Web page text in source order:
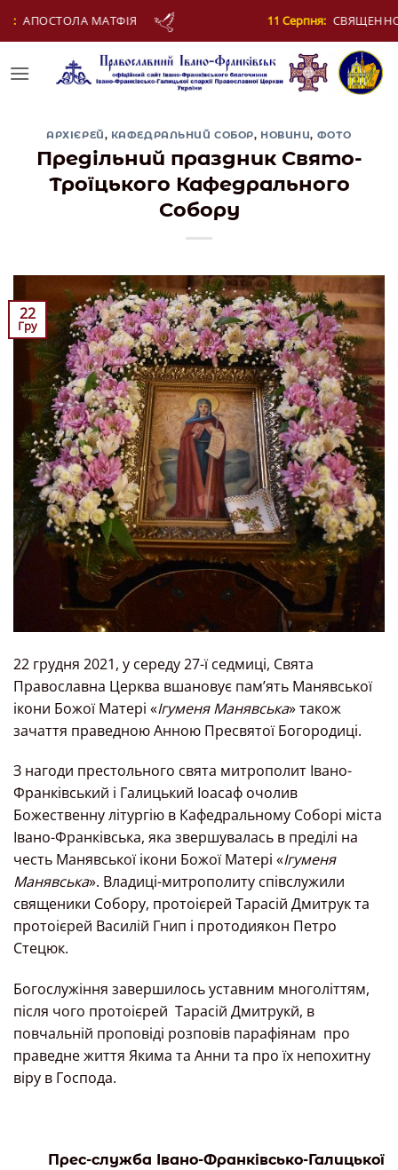
11 Серпня: СВЯЩЕННОМУЧЕНИКА ЄВПЛА, АРХІДИЯКОНА
АРХІЄРЕЙ, КАФЕДРАЛЬНИЙ СОБОР, НОВИНИ, ФОТО
Предільний праздник Свято-
Троїцького Кафедрального
Собору
22
Гру
22 грудня 2021, у середу 27-ї седмиці, Свята
Православна Церква вшановує пам’ять Манявської
ікони Божої Матері «Ігуменя Манявська» також
зачаття праведною Анною Пресвятої Богородиці.
З нагоди престольного свята митрополит Івано-
Франківський і Галицький Іоасаф очолив
Божественну літургію в Кафедральному Соборі міста
Івано-Франківська, яка звершувалась в преділі на
честь Манявської ікони Божої Матері «Ігуменя
Манявська». Владиці-митрополиту співслужили
священики Собору, протоієрей Тарасій Дмитрук та
протоієрей Василій Гнип і протодиякон Петро
Стецюк.
Богослужіння завершилось уставним многоліттям,
після чого протоієрей Тарасій Дмитрукй, в
повчальній проповіді розповів парафіянам про
праведне життя Якима та Анни та про їх непохитну
віру в Господа.
Прес-служба Івано-Франківсько-Галицької